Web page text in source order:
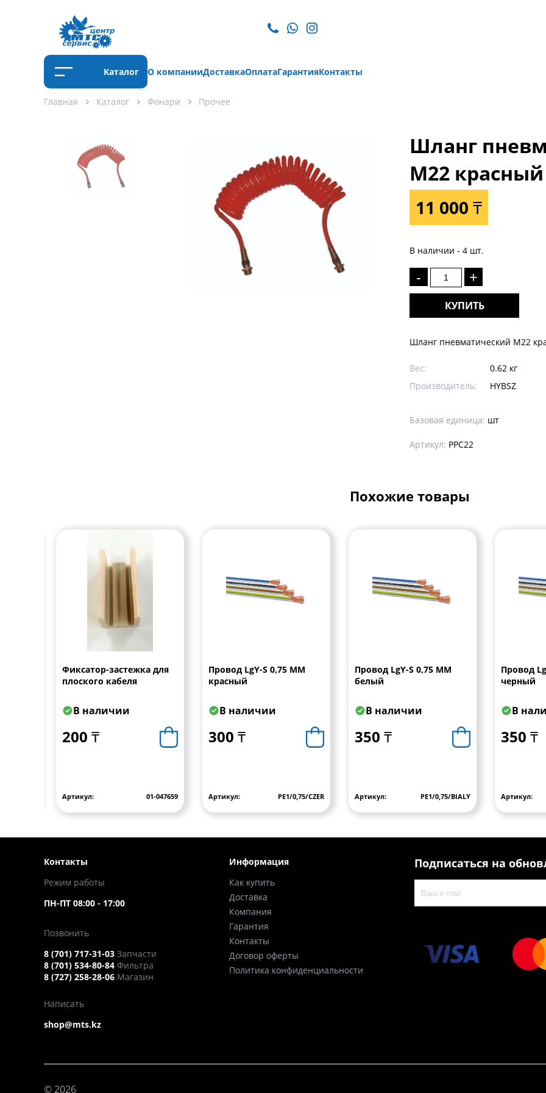
Каталог О компанииДоставкаОплатаГарантияКонтакты
Главная Каталог Фонари Прочее
Шланг
M22 красный
11 000 ₸
В наличии - 4 шт.
- +
КУПИТЬ
Шланг пневматический M22
Вес:
0.62 кг
Производитель:
HYBSZ
Базовая единица: шт
Артикул: PPC22
Похожие товары
Фиксатор-застежка для
плоского кабеля
В наличии
200 ₸
Артикул: 01-047659
Провод LgY-S 0,75 MM
красный
В наличии
300 ₸
Артикул: PE1/0,75/CZER
Провод LgY-S 0,75 MM
белый
В наличии
350 ₸
Артикул: PE1/0,75/BIALY
Провод
черный
В
350 ₸
Артикул:
Контакты
Режим работы
ПН-ПТ 08:00 - 17:00
Позвонить
8 (701) 717-31-03 Запчасти
8 (701) 534-80-84 Фильтра
8 (727) 258-28-06 Магазин
Написать
shop@mts.kz
Информация
Как купить
Доставка
Компания
Гарантия
Контакты
Договор оферты
Политика конфиденциальности
Подписаться на
© 2026